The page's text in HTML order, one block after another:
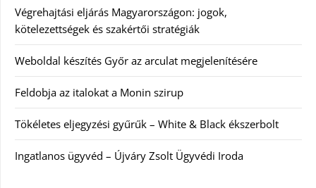
Végrehajtási eljárás Magyarországon: jogok,
kötelezettségek és szakértői stratégiák
Weboldal készítés Győr az arculat megjelenítésére
Feldobja az italokat a Monin szirup
Tökéletes eljegyzési gyűrűk – White & Black ékszerbolt
Ingatlanos ügyvéd – Újváry Zsolt Ügyvédi Iroda